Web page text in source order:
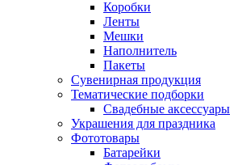
Коробки
Ленты
Мешки
Наполнитель
Пакеты
Сувенирная продукция
Тематические подборки
Свадебные аксессуары
Украшения для праздника
Фототовары
Батарейки